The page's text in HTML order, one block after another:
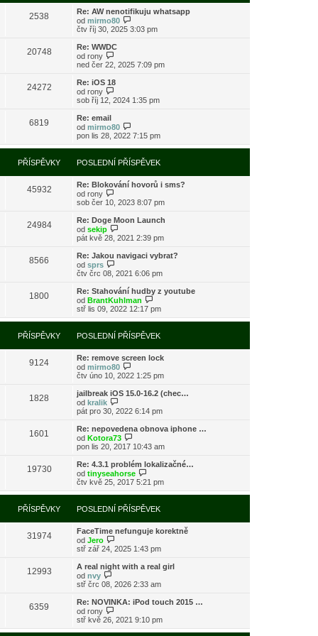
s
l
e
d
ř
í
ě
v
k
i
t
p
o
d
ř
í
p
ě
v
e
2538
Re: AW nenotifikuju whatsapp
od mirmo80
o
z
i
o
s
n
í
ř
s
p
ě
v
k
čtv říj 30, 2025 3:03 pm
20748
Re: WWDC
od rony
o
r
z
i
p
o
s
l
e
d
í
ř
s
p
ě
v
k
ned čer 22, 2025 7:09 pm
24272
Re: iOS 18
od rony
o
a
z
i
t
p
o
s
l
d
í
p
ř
í
p
ě
v
e
k
sob říj 12, 2024 1:35 pm
6819
Re: email
od mirmo80
o
r
a
z
i
t
o
l
d
í
p
ř
í
s
p
ě
v
e
pon lis 28, 2022 7:15 pm
PŘÍSPĚVKY POSLEDNÍ PŘÍSPĚVEK
45932
Re: Blokování hovorů i sms?
od rony
o
r
a
z
p
o
s
e
d
n
í
ř
p
ě
v
k
sob čer 10, 2023 8:07 pm
24984
Re: Doge Moon Launch
od sekip
o
r
z
i
t
p
o
s
l
d
í
p
ř
í
s
p
ě
v
k
pát kvě 28, 2021 2:39 pm
8566
Re: Jakou navigaci vybrat?
od sprs
o
r
a
z
i
t
p
o
s
l
e
d
í
p
ř
í
p
ě
v
k
čtv črc 08, 2021 6:06 pm
1800
Re: Stahování hudby z youtube
od BrantKuhlman
o
r
a
z
i
t
o
l
d
í
ř
í
p
v
e
stř lis 09, 2022 12:17 pm
PŘÍSPĚVKY POSLEDNÍ PŘÍSPĚVEK
9124
Re: remove screen lock
od mirmo80
o
r
z
i
p
o
s
l
e
d
n
í
ř
p
ě
v
k
čtv úno 10, 2022 1:25 pm
1828
jailbreak iOS 15.0-16.2 (chec…
od kralik
o
r
a
z
i
p
o
s
l
d
í
ř
í
p
ě
v
k
pát pro 30, 2022 6:14 pm
1601
Re: nepovedena obnova iphone …
od Kotora73
o
r
a
z
t
p
o
s
l
d
í
ř
í
s
p
ě
v
e
pon lis 20, 2017 10:43 am
19730
Re: 4.3.1 problém lokalizačné…
od tinyseahorse
o
r
a
z
i
t
o
l
d
í
ř
í
s
čtv kvě 25, 2017 5:21 pm
PŘÍSPĚVKY POSLEDNÍ PŘÍSPĚVEK
31974
FaceTime nefunguje korektně
od Jero
o
r
z
i
t
p
o
s
l
stř zář 24, 2025 1:43 pm
12993
A real night with a real girl
od nvy
o
r
a
z
t
stř črc 08, 2026 2:33 am
6359
Re: NOVINKA: iPod touch 2015 …
od rony
o
stř kvě 26, 2021 9:10 pm